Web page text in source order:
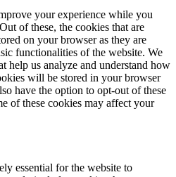
your experience while you
of these, the cookies that are
on your browser as they are
functionalities of the website. We
help us analyze and understand how
will be stored in your browser
have the option to opt-out of these
of these cookies may affect your
essential for the website to